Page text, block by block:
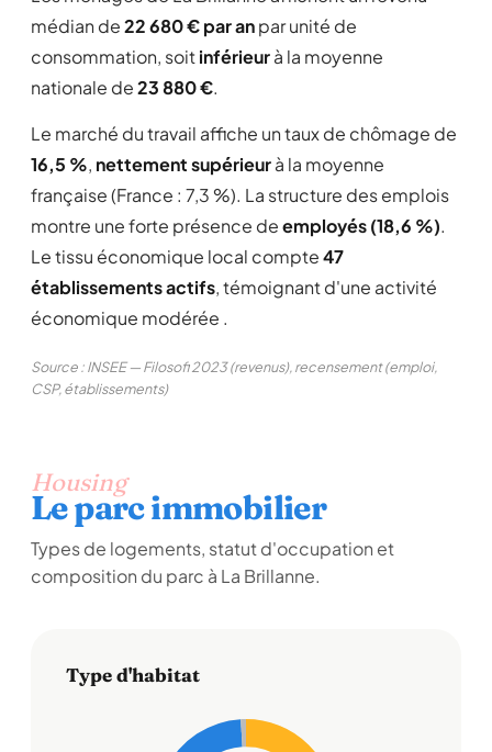
médian de22 680 € par anpar unité de
consommation, soitinférieurà la moyenne
nationale de23 880 €.
Le marché du travail affiche un taux de chômage de
16,5 %, nettement supérieurà la moyenne
française (France : 7,3 %). La structure des emplois
montre une forte présence deemployés (18,6 %).
Le tissu économique local compte47
établissements actifs, témoignant d'une activité
économique modérée .
Source : INSEE — Filosofi 2023 (revenus), recensement (emploi,
CSP, établissements)
Housing
Le parc immobilier
Types de logements, statut d'occupation et
composition du parc à La Brillanne.
Type d'habitat